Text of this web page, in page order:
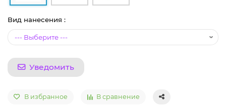
Вид нанесения :
Уведомить
В избранное В сравнение